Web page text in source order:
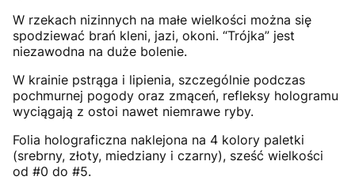
W rzekach nizinnych na małe wielkości można się
spodziewać brań kleni, jazi, okoni. “Trójka” jest
niezawodna na duże bolenie.
W krainie pstrąga i lipienia, szczególnie podczas
pochmurnej pogody oraz zmąceń, refleksy hologramu
wyciągają z ostoi nawet niemrawe ryby.
Folia holograficzna naklejona na 4 kolory paletki
(srebrny, złoty, miedziany i czarny), sześć wielkości
od #0 do #5.